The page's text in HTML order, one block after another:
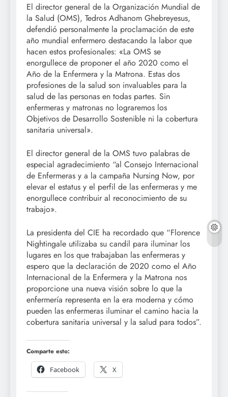
El director general de la Organización Mundial de
la Salud (OMS), Tedros Adhanom Ghebreyesus,
defendió personalmente la proclamación de este
año mundial enfermero destacando la labor que
hacen estos profesionales: «La OMS se
enorgullece de proponer el año 2020 como el
Año de la Enfermera y la Matrona. Estas dos
profesiones de la salud son invaluables para la
salud de las personas en todas partes. Sin
enfermeras y matronas no lograremos los
Objetivos de Desarrollo Sostenible ni la cobertura
sanitaria universal».
El director general de la OMS tuvo palabras de
especial agradecimiento “al Consejo Internacional
de Enfermeras y a la campaña Nursing Now, por
elevar el estatus y el perfil de las enfermeras y me
enorgullece contribuir al reconocimiento de su
trabajo».
La presidenta del CIE ha recordado que “Florence
Nightingale utilizaba su candil para iluminar los
lugares en los que trabajaban las enfermeras y
espero que la declaración de 2020 como el Año
Internacional de la Enfermera y la Matrona nos
proporcione una nueva visión sobre lo que la
enfermería representa en la era moderna y cómo
pueden las enfermeras iluminar el camino hacia la
cobertura sanitaria universal y la salud para todos”.
Comparte esto:
Facebook
X